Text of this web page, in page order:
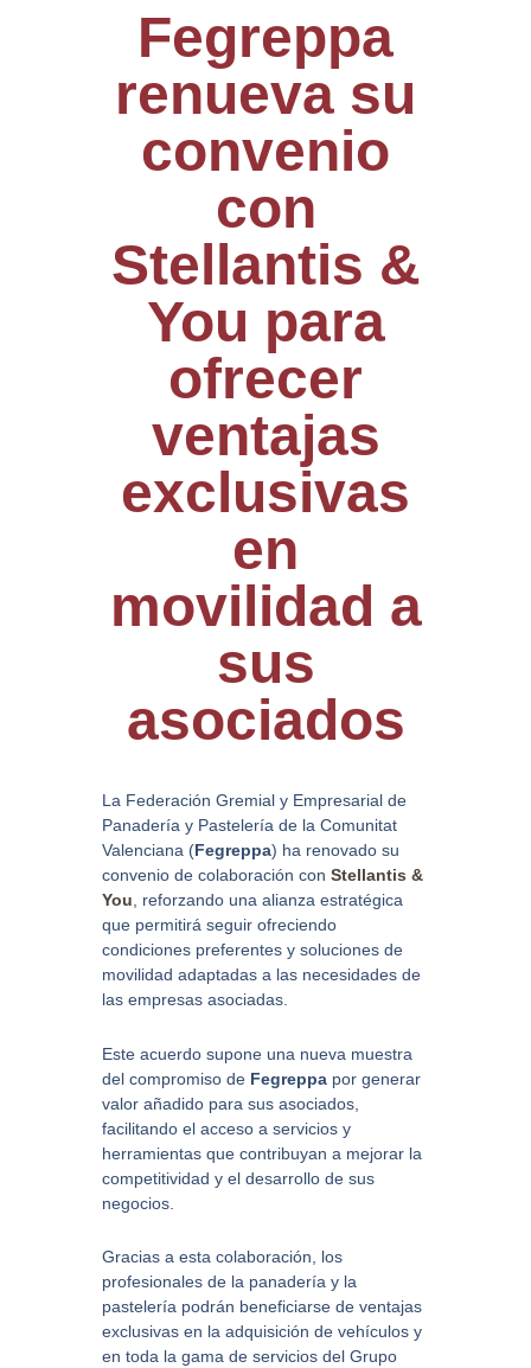
Fegreppa
renueva su
convenio
con
Stellantis &
You para
ofrecer
ventajas
exclusivas
en
movilidad a
sus
asociados
La Federación Gremial y Empresarial de
Panadería y Pastelería de la Comunitat
Valenciana (Fegreppa) ha renovado su
convenio de colaboración con Stellantis &
You , reforzando una alianza estratégica
que permitirá seguir ofreciendo
condiciones preferentes y soluciones de
movilidad adaptadas a las necesidades de
las empresas asociadas.
Este acuerdo supone una nueva muestra
del compromiso de Fegreppa por generar
valor añadido para sus asociados,
facilitando el acceso a servicios y
herramientas que contribuyan a mejorar la
competitividad y el desarrollo de sus
negocios.
Gracias a esta colaboración, los
profesionales de la panadería y la
pastelería podrán beneficiarse de ventajas
exclusivas en la adquisición de vehículos y
en toda la gama de servicios del Grupo